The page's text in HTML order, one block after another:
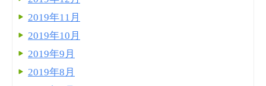
2019年11月
2019年10月
2019年9月
2019年8月